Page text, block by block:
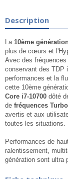
Description
La 10ème
plus de cœurs et
Avec des
conservant des TDP
performances et la
cette 10ème
Core i7-10700 dôté
de fréquences
avertis et aux
toutes les situations.
Performances de
ralentissement,
génération sont ultra